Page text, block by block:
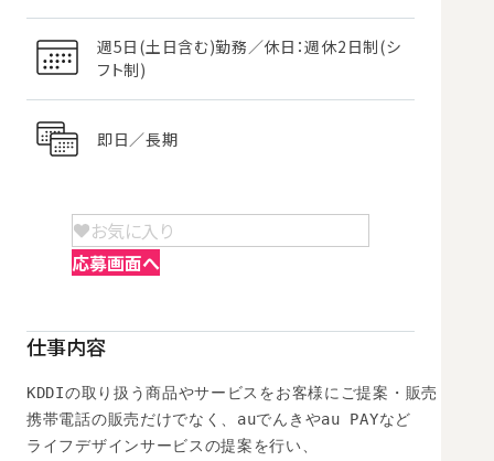
週5日(土日含む)勤務／休日：週休2日制(シ
フト制)
即日／長期
お気に入り
応募画面へ
仕事内容
KDDIの取り扱う商品やサービスをお客様にご提案・販売
携帯電話の販売だけでなく、auでんきやau PAYなど
ライフデザインサービスの提案を行い、